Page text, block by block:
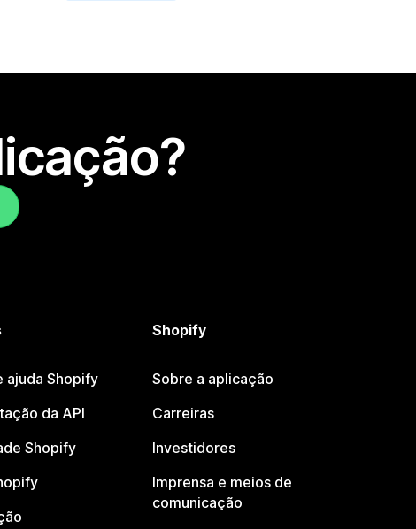
ajuda Shopify
da API
Shopify
Shopify
Sobre a aplicação
Carreiras
Investidores
Imprensa e meios de
comunicação